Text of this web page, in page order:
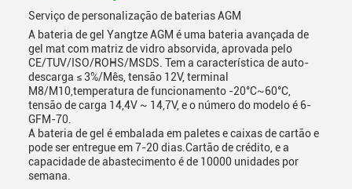
Serviço de personalização de baterias AGM
A bateria de gel Yangtze AGM é uma bateria avançada de
gel mat com matriz de vidro absorvida, aprovada pelo
CE/TUV/ISO/ROHS/MSDS. Tem a característica de auto-
descarga ≤ 3%/Mês, tensão 12V, terminal
M8/M10,temperatura de funcionamento -20°C~60°C,
tensão de carga 14,4V ~ 14,7V, e o número do modelo é 6-
GFM-70.
A bateria de gel é embalada em paletes e caixas de cartão e
pode ser entregue em 7-20 dias.Cartão de crédito, e a
capacidade de abastecimento é de 10000 unidades por
semana.